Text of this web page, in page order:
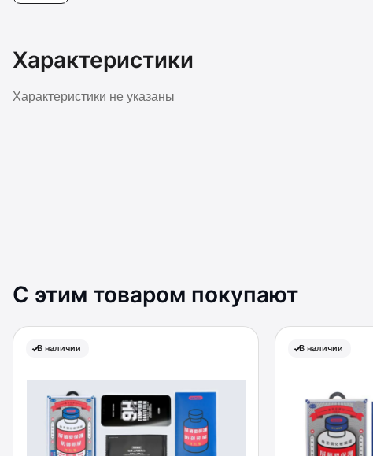
Характеристики
Характеристики не указаны
С этим товаром покупают
В наличии В наличии